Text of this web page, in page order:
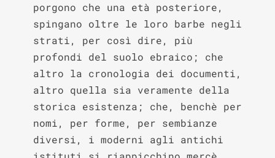
porgono che una età posteriore,
spingano oltre le loro barbe negli
strati, per così dire, più
profondi del suolo ebraico; che
altro la cronologia dei documenti,
altro quella sia veramente della
storica esistenza; che, benchè per
nomi, per forme, per sembianze
diversi, i moderni agli antichi